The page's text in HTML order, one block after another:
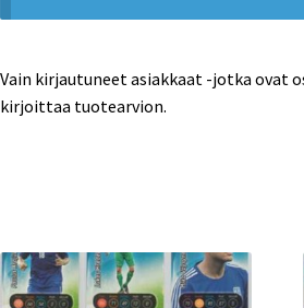
Vain kirjautuneet asiakkaat -jotka ovat
kirjoittaa tuotearvion.